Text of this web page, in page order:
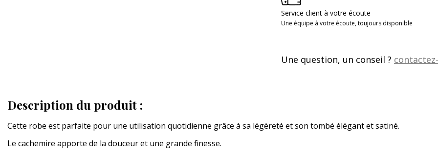
Service client à votre écoute
Une équipe à votre écoute, toujours disponible
Une question, un conseil ?
Description du produit :
Cette robe est parfaite pour une utilisation quotidienne grâce à sa légèreté et son tombé élégant et satiné.
Le cachemire apporte de la douceur et une grande finesse.